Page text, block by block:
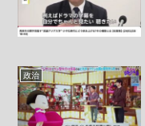
政治